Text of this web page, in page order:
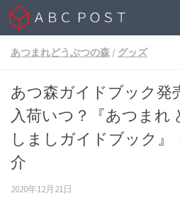
Skip to content
あつまれどうぶつの森 / グッズ
あつ森ガイドブック発
入荷いつ？『あつまれ
しましガイドブック』
介
2020年12月21日